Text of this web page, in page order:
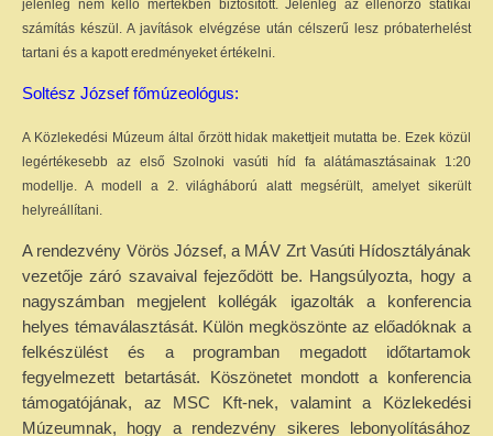
jelenleg nem kellő mértékben biztosított. Jelenleg az ellenőrző statikai
számítás készül. A javítások elvégzése után célszerű lesz próbaterhelést
tartani és a kapott eredményeket értékelni.
Soltész József főmúzeológus:
A Közlekedési Múzeum által őrzött hidak makettjeit mutatta be. Ezek közül
legértékesebb az első Szolnoki vasúti híd fa alátámasztásainak 1:20
modellje. A modell a 2. világháború alatt megsérült, amelyet sikerült
helyreállítani.
A rendezvény Vörös József, a MÁV Zrt Vasúti Hídosztályának
vezetője záró szavaival fejeződött be. Hangsúlyozta, hogy a
nagyszámban megjelent kollégák igazolták a konferencia
helyes témaválasztását. Külön megköszönte az előadóknak a
felkészülést és a programban megadott időtartamok
fegyelmezett betartását. Köszönetet mondott a konferencia
támogatójának, az MSC Kft-nek, valamint a Közlekedési
Múzeumnak, hogy a rendezvény sikeres lebonyolításához